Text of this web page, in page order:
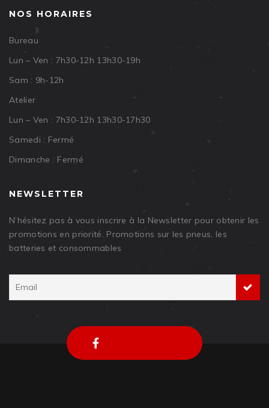
NOS HORAIRES
Bureau
Lun – Ven : 7h30-12h 13h30-19h
Sam : 9h-12h
Atelier
Lun – Ven : 7h30-12h 13h30-17h30
Samedi : Fermé
Dimanche : Fermé
NEWSLETTER
N’hésitez pas à vous inscrire à la Newsletter pour obtenir les
promotions en priorité. Promotions sur les pneus, les
batteries et consommables